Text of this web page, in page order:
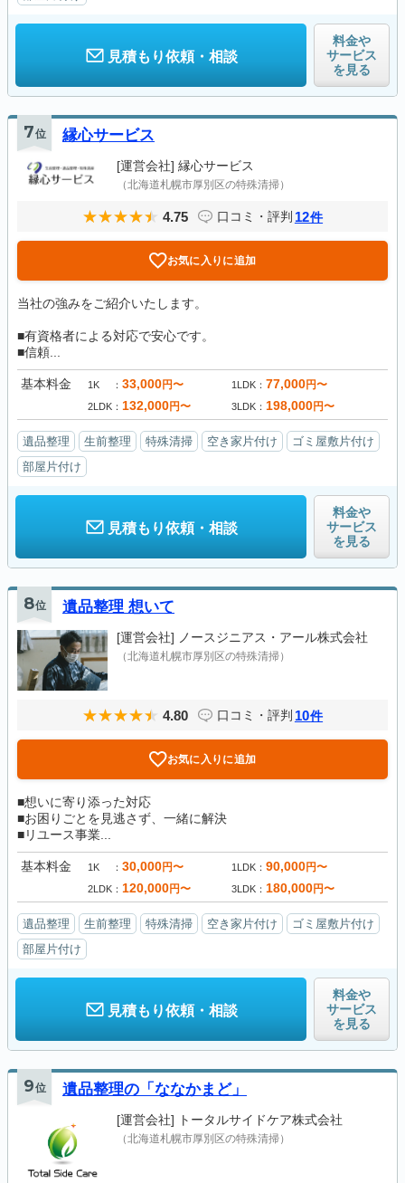
見積もり依頼・相談
料金や
サービス
を見る
7位 縁心サービス
[運営会社] 縁心サービス
（北海道札幌市厚別区の特殊清掃）
4.75 口コミ・評判 12件
お気に入りに追加
当社の強みをご紹介いたします。
■有資格者による対応で安心です。
■信頼...
基本料金 1K 33,000円〜 1LDK 77,000円〜
2LDK 132,000円〜 3LDK 198,000円〜
遺品整理 生前整理 特殊清掃 空き家片付け
ゴミ屋敷片付け
部屋片付け
見積もり依頼・相談
料金や
サービス
を見る
8位 遺品整理 想いて
[運営会社] ノースジニアス・アール株式会社
（北海道札幌市厚別区の特殊清掃）
4.80 口コミ・評判 10件
お気に入りに追加
■想いに寄り添った対応
■お困りごとを見逃さず、一緒に解決
■リユース事業...
基本料金 1K 30,000円〜 1LDK 90,000円〜
2LDK 120,000円〜 3LDK 180,000円〜
遺品整理 生前整理 特殊清掃 空き家片付け
ゴミ屋敷片付け
部屋片付け
見積もり依頼・相談
料金や
サービス
を見る
9位 遺品整理の「ななかまど」
[運営会社] トータルサイドケア株式会社
（北海道札幌市厚別区の特殊清掃）